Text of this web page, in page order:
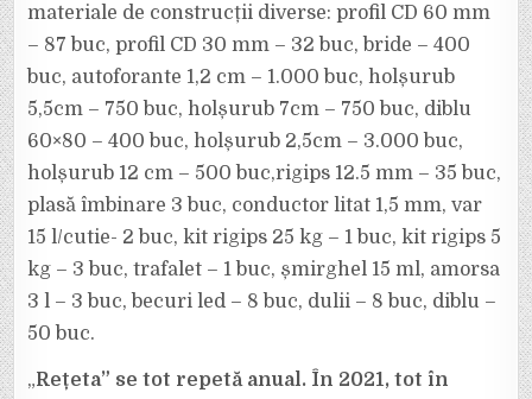
materiale de construcții diverse: profil CD 60 mm
– 87 buc, profil CD 30 mm – 32 buc, bride – 400
buc, autoforante 1,2 cm – 1.000 buc, holșurub
5,5cm – 750 buc, holșurub 7cm – 750 buc, diblu
60×80 – 400 buc, holșurub 2,5cm – 3.000 buc,
holșurub 12 cm – 500 buc,rigips 12.5 mm – 35 buc,
plasă îmbinare 3 buc, conductor litat 1,5 mm, var
15 l/cutie- 2 buc, kit rigips 25 kg – 1 buc, kit rigips 5
kg – 3 buc, trafalet – 1 buc, șmirghel 15 ml, amorsa
3 l – 3 buc, becuri led – 8 buc, dulii – 8 buc, diblu –
50 buc.
„Rețeta” se tot repetă anual. În 2021, tot în